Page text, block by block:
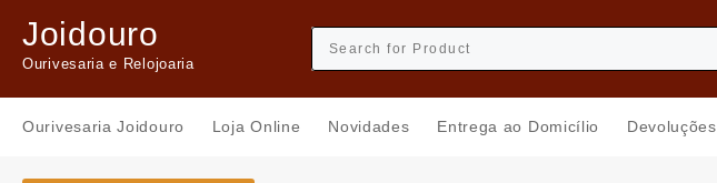
content
Joidouro
Ourivesaria e Relojoaria
Ourivesaria Joidouro Loja Online Novidades Entrega ao Domicílio Devoluções